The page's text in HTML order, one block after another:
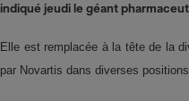
indiqué jeudi le géant
Elle est remplacée à la tête de la
par Novartis dans diverses